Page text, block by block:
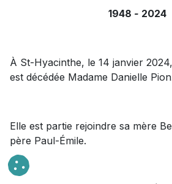
1948 - 2024
À St-Hyacinthe, le 14 janvier
est décédée Madame Danielle
Elle est partie rejoindre sa mère
père Paul-Émile.